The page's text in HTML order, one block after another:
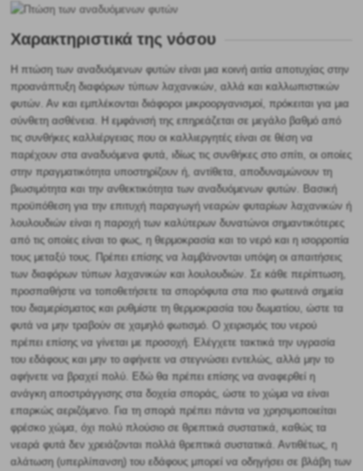
Χαρακτηριστικά της νόσου
Η πτώση των αναδυόμενων φυτών είναι μια κοινή αιτία αποτυχίας στην
προανάπτυξη διαφόρων τύπων λαχανικών, αλλά και καλλωπιστικών
φυτών. Αν και εμπλέκονται διάφοροι μικροοργανισμοί, πρόκειται για μια
σύνθετη ασθένεια. Η εμφάνισή της επηρεάζεται σε μεγάλο βαθμό από
τις συνθήκες καλλιέργειας που οι καλλιεργητές είναι σε θέση να
παρέχουν στα αναδυόμενα φυτά, ιδίως τις συνθήκες στο σπίτι, οι οποίες
στην πραγματικότητα υποστηρίζουν ή, αντίθετα, αποδυναμώνουν τη
βιωσιμότητα και την ανθεκτικότητα των αναδυόμενων φυτών. Βασική
προϋπόθεση για την επιτυχή παραγωγή νεαρών φυταρίων λαχανικών ή
λουλουδιών είναι η παροχή των καλύτερων δυνατώνοι σημαντικότερες
από τις οποίες είναι το φως, η θερμοκρασία και το νερό και η ισορροπία
τους μεταξύ τους. Πρέπει επίσης να λαμβάνονται υπόψη οι απαιτήσεις
των διαφόρων τύπων λαχανικών και λουλουδιών. Σε κάθε περίπτωση,
προσπαθήστε να τοποθετήσετε τα σπορόφυτα στα πιο φωτεινά σημεία
του διαμερίσματος και ρυθμίστε τη θερμοκρασία του δωματίου, ώστε τα
φυτά να μην τραβούν σε χαμηλό φωτισμό. Ο χειρισμός του νερού
πρέπει επίσης να γίνεται με προσοχή. Ελέγχετε τακτικά την υγρασία
του εδάφους και μην το αφήνετε να στεγνώσει εντελώς, αλλά μην το
αφήνετε να βραχεί πολύ. Εδώ θα πρέπει επίσης να αναφερθεί η
ανάγκη αποστράγγισης στα δοχεία σποράς, ώστε το χώμα να είναι
επαρκώς αεριζόμενο. Για τη σπορά πρέπει πάντα να χρησιμοποιείται
φρέσκο χώμα, όχι πολύ πλούσιο σε θρεπτικά συστατικά, καθώς τα
νεαρά φυτά δεν χρειάζονται πολλά θρεπτικά συστατικά. Αντιθέτως, η
αλάτωση (υπερλίπανση) του εδάφους μπορεί να οδηγήσει σε βλάβη των